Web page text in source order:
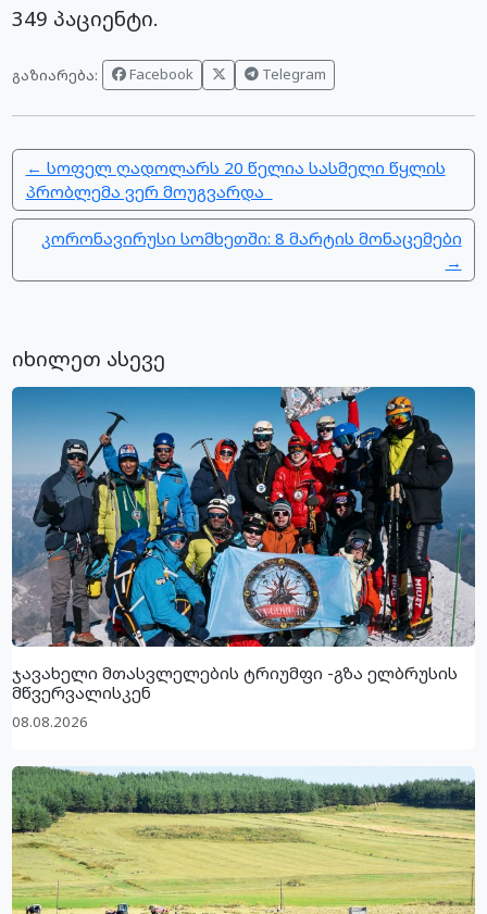
349 პაციენტი.
გაზიარება: Facebook Telegram
← სოფელ ღადოლარს 20 წელია სასმელი წყლის
პრობლემა ვერ მოუგვარდა
კორონავირუსი სომხეთში: 8 მარტის მონაცემები
→
იხილეთ ასევე
ჯავახელი მთასვლელების ტრიუმფი -გზა ელბრუსის
მწვერვალისკენ
08.08.2026